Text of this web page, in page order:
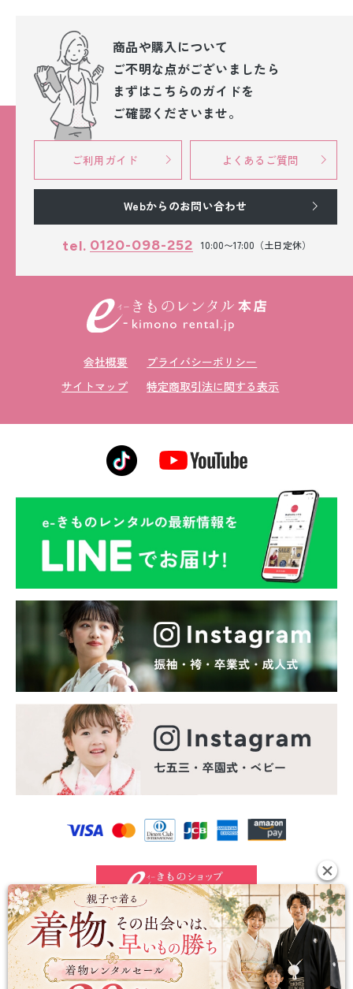
商品や購入について
ご不明な点がございましたら
まずはこちらのガイドを
ご確認くださいませ。
ご利用ガイド よくあるご質問
Webからのお問い合わせ
tel. 0120-098-252 10:00〜17:00（土日定休）
会社概要
プライバシーポリシー
サイトマップ
特定商取引法に関する表示